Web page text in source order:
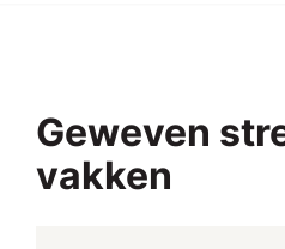
Geweven
vakken